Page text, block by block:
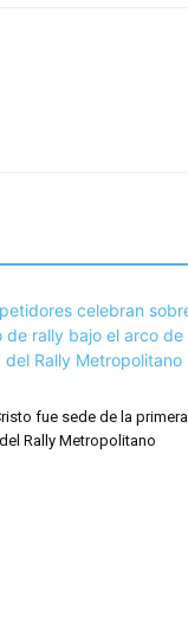
fue sede de la primera
Rally Metropolitano